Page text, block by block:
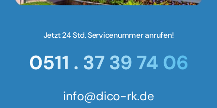
Jetzt 24 Std. Servicenummer anrufen!
0511 . 37 39 74 06
info@dico-rk.de